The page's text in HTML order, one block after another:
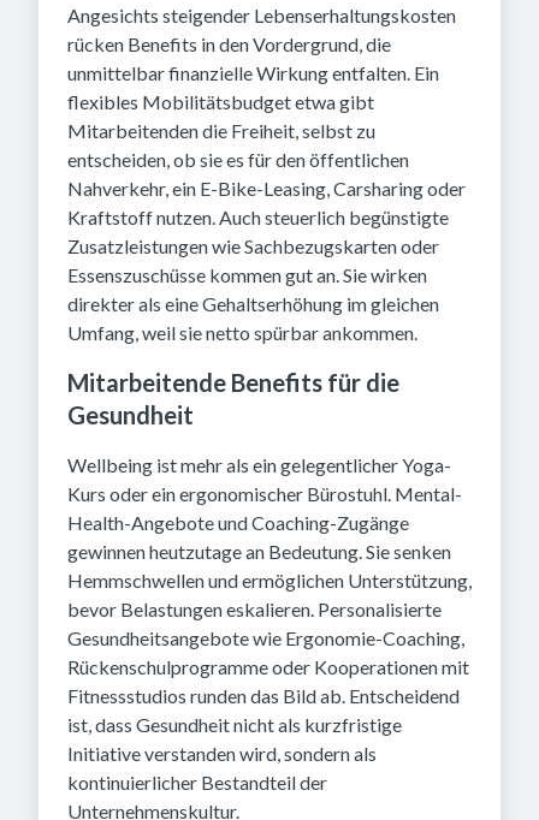
Angesichts steigender Lebenserhaltungskosten
rücken Benefits in den Vordergrund, die
unmittelbar finanzielle Wirkung entfalten. Ein
flexibles Mobilitätsbudget etwa gibt
Mitarbeitenden die Freiheit, selbst zu
entscheiden, ob sie es für den öffentlichen
Nahverkehr, ein E-Bike-Leasing, Carsharing oder
Kraftstoff nutzen. Auch steuerlich begünstigte
Zusatzleistungen wie Sachbezugskarten oder
Essenszuschüsse kommen gut an. Sie wirken
direkter als eine Gehaltserhöhung im gleichen
Umfang, weil sie netto spürbar ankommen.
Mitarbeitende Benefits für die
Gesundheit
Wellbeing ist mehr als ein gelegentlicher Yoga-
Kurs oder ein ergonomischer Bürostuhl. Mental-
Health-Angebote und Coaching-Zugänge
gewinnen heutzutage an Bedeutung. Sie senken
Hemmschwellen und ermöglichen Unterstützung,
bevor Belastungen eskalieren. Personalisierte
Gesundheitsangebote wie Ergonomie-Coaching,
Rückenschulprogramme oder Kooperationen mit
Fitnessstudios runden das Bild ab. Entscheidend
ist, dass Gesundheit nicht als kurzfristige
Initiative verstanden wird, sondern als
kontinuierlicher Bestandteil der
Unternehmenskultur.